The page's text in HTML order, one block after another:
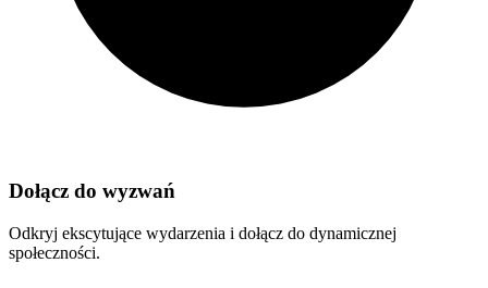
Dołącz do wyzwań
Odkryj ekscytujące wydarzenia i dołącz do dynamicznej
społeczności.